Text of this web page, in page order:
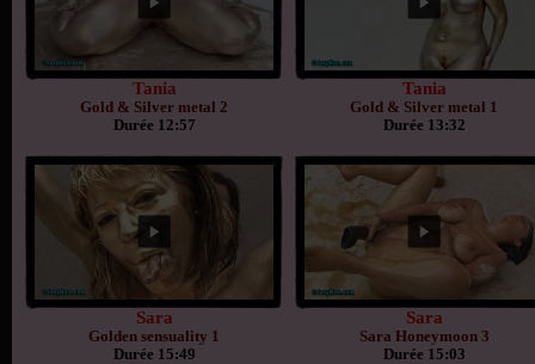
Tania
Gold & Silver metal 2
Durée 12:57
Tania
Gold & Silver metal 1
Durée 13:32
Sara
Golden sensuality 1
Durée 15:49
Sara
Sara Honeymoon 3
Durée 15:03